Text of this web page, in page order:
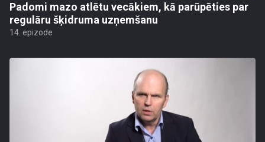
Padomi mazo atlētu vecākiem, kā parūpēties par
regulāru šķidruma uzņemšanu
14. epizode